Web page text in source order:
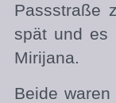
Passstraße
spät und es
Mirijana.
Beide